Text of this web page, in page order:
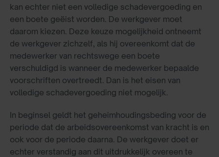
kan echter niet een volledige schadevergoeding en
een boete geëist worden. De werkgever moet
daarom kiezen. Deze keuze mogelijkheid ontneemt
de werkgever zichzelf, als hij overeenkomt dat de
medewerker van rechtswege een boete
verschuldigd is wanneer de medewerker bepaalde
voorschriften overtreedt. Dan is het eisen van
volledige schadevergoeding niet mogelijk.
In beginsel geldt het geheimhoudingsbeding voor de
periode dat de arbeidsovereenkomst van kracht is en
ook voor de periode daarna. De werkgever doet er
echter verstandig aan dit uitdrukkelijk overeen te